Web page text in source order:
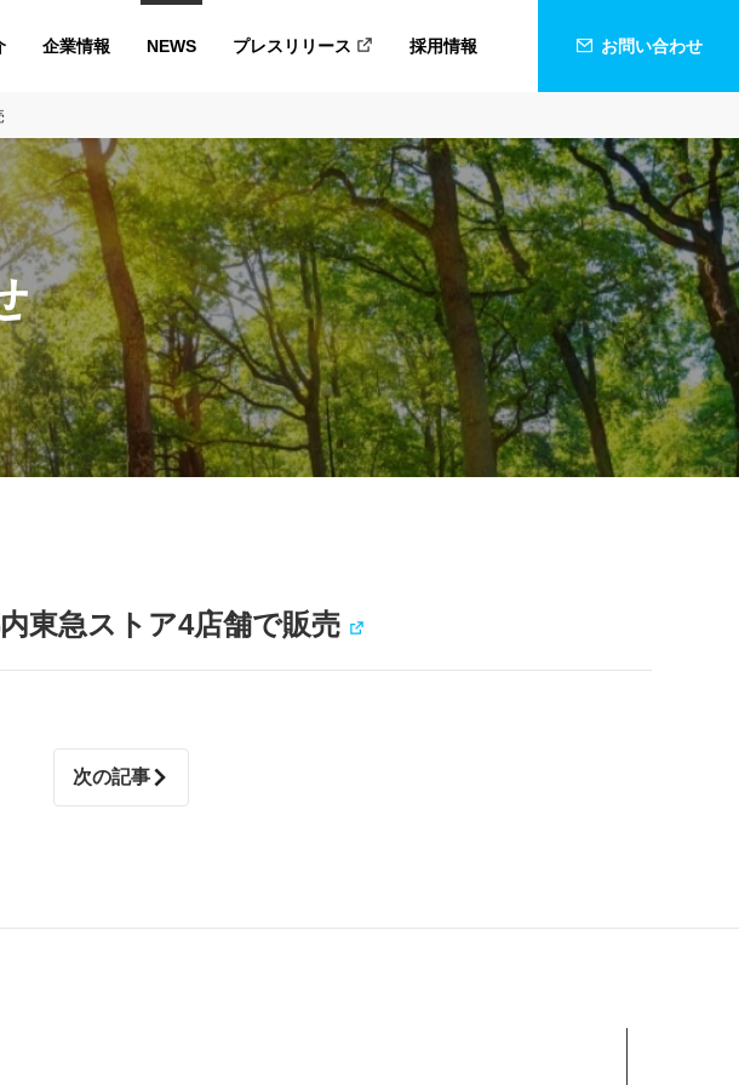
企業情報 NEWS プレスリリース 採用情報 お問い合わせ
東急ストア4店舗で販売
次の記事